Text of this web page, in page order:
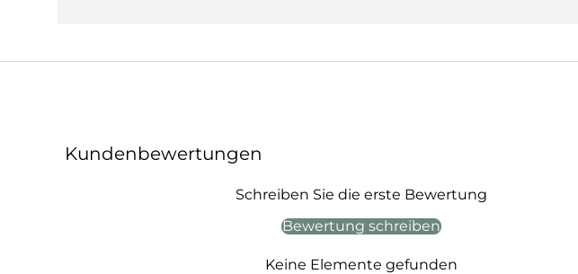
Kundenbewertungen
Schreiben Sie die erste Bewertung
Bewertung schreiben
Keine Elemente gefunden